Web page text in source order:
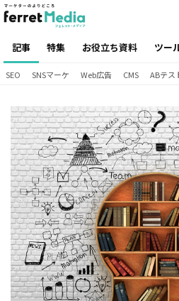
記事 特集 お役立ち資料 ツー
SEO SNSマーケ Web広告 CMS ABテス